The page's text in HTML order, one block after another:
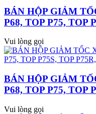
BÁN HỘP GIẢM
P68, TOP P75, TOP
Vui lòng gọi
BÁN HỘP GIẢM
P68, TOP P75, TOP
Vui lòng gọi